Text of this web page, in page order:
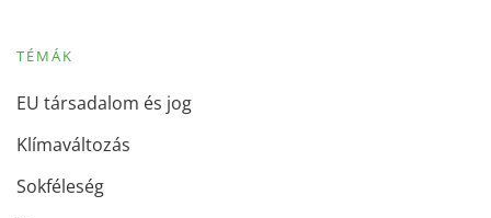
TÉMÁK
EU társadalom és jog
Klímaváltozás
Sokféleség